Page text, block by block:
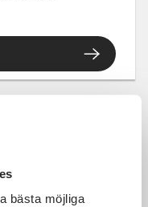
bästa möjliga